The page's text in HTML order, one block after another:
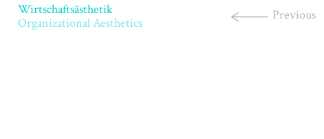
Wirtschaftsästhetik
Organizational Aesthetics
Previous